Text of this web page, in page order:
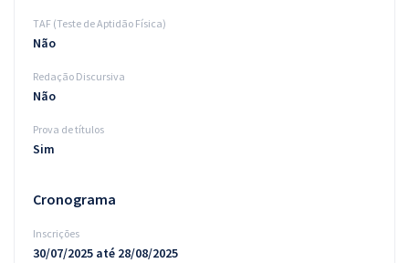
TAF (Teste de Aptidão Física)
Não
Redação Discursiva
Não
Prova de títulos
Sim
Cronograma
Inscrições
30/07/2025 até 28/08/2025